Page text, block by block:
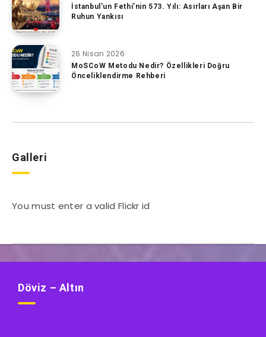
İstanbul’un Fethi’nin 573. Yılı: Asırları Aşan Bir
Ruhun Yankısı
26 Nisan 2026
MoSCoW Metodu Nedir? Özellikleri Doğru
Önceliklendirme Rehberi
Galleri
You must enter a valid Flickr id
Döviz – Altın